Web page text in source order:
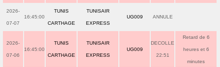
2026-
07-07
16:45:00
TUNIS
CARTHAGE
TUNISAIR
EXPRESS
UG009 ANNULE
2026-
07-06
16:45:00
TUNIS
CARTHAGE
TUNISAIR
EXPRESS
UG009
DECOLLE
22:51
Retard de 6
heures et 6
minutes